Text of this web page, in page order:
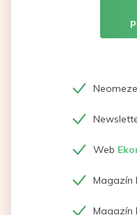
Web
Magazín
Magazín